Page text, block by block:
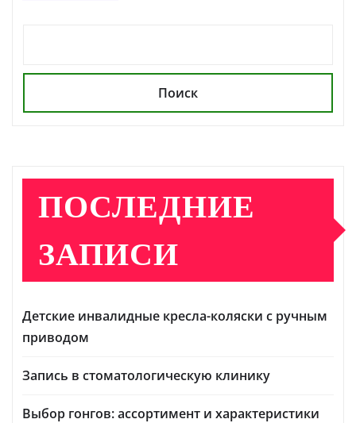
Поиск
ПОСЛЕДНИЕ
ЗАПИСИ
Детские инвалидные кресла-коляски с ручным
приводом
Запись в стоматологическую клинику
Выбор гонгов: ассортимент и характеристики